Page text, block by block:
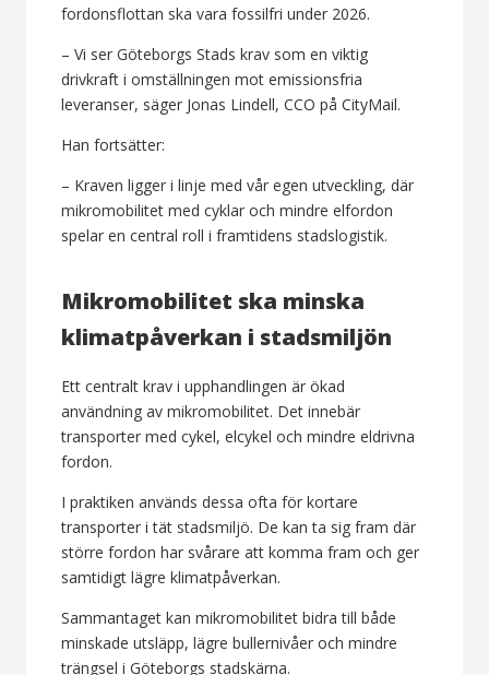
fordonsflottan ska vara fossilfri under 2026.
– Vi ser Göteborgs Stads krav som en viktig
drivkraft i omställningen mot emissionsfria
leveranser, säger Jonas Lindell, CCO på CityMail.
Han fortsätter:
– Kraven ligger i linje med vår egen utveckling, där
mikromobilitet med cyklar och mindre elfordon
spelar en central roll i framtidens stadslogistik.
Mikromobilitet ska minska
klimatpåverkan i stadsmiljön
Ett centralt krav i upphandlingen är ökad
användning av mikromobilitet. Det innebär
transporter med cykel, elcykel och mindre eldrivna
fordon.
I praktiken används dessa ofta för kortare
transporter i tät stadsmiljö. De kan ta sig fram där
större fordon har svårare att komma fram och ger
samtidigt lägre klimatpåverkan.
Sammantaget kan mikromobilitet bidra till både
minskade utsläpp, lägre bullernivåer och mindre
trängsel i Göteborgs stadskärna.